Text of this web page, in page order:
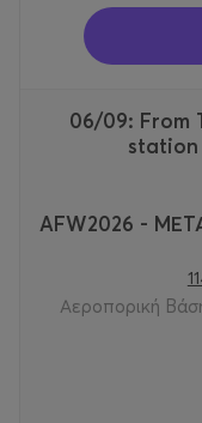
06/09: From Tanagra Air Base to Metro
station
AFW2026 -
Αεροπορική